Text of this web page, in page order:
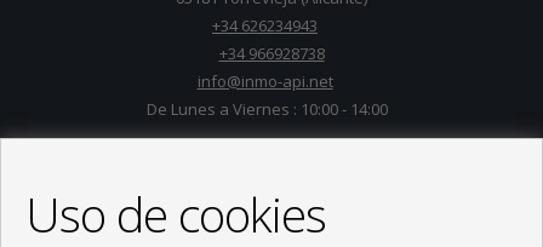
+34 626234943
+34 966928738
info@inmo-api.net
De Lunes a Viernes : 10:00 - 14:00
Uso de cookies